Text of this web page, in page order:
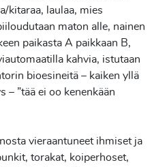
kitaraa, laulaa, mies
maton alle, nainen
paikasta A paikkaan B,
kahvia, istutaan
bioesineitä – kaiken yllä
”tää ei oo kenenkään
vieraantuneet ihmiset ja
torakat, koiperhoset,